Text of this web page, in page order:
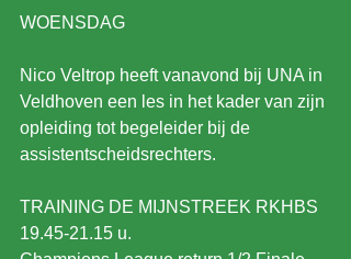
WOENSDAG
Nico Veltrop heeft vanavond bij UNA in
Veldhoven een les in het kader van zijn
opleiding tot begeleider bij de
assistentscheidsrechters.
TRAINING DE MIJNSTREEK RKHBS
19.45-21.15 u.